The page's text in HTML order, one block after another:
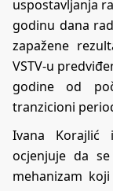
uspostavljanja
godinu dana
zapažene
VSTV-u
godine od
tranzicioni
Ivana Korajlić
ocjenjuje da
mehanizam